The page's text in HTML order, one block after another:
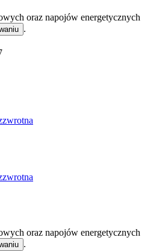
oraz napojów energetycznych
.
oraz napojów energetycznych
.